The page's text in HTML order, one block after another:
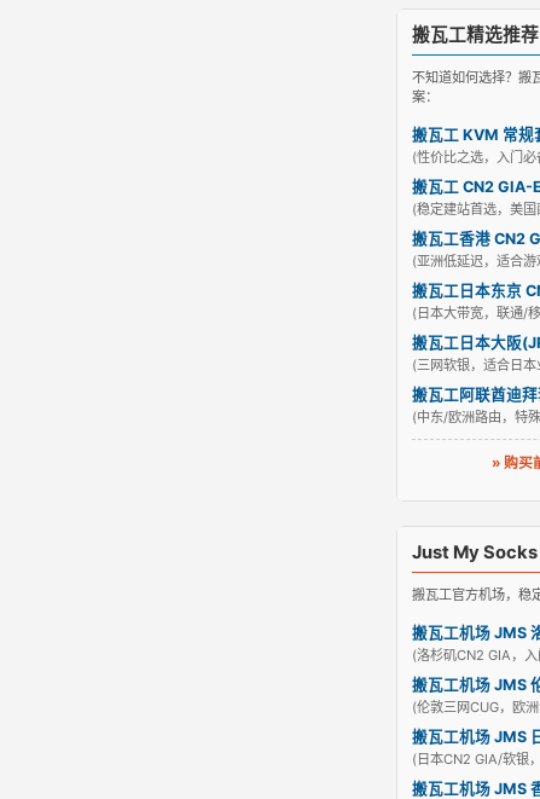
搬瓦工精选推荐
不知道如何选择？搬
案：
搬瓦工 KVM 常规
(性价比之选，入门必
搬瓦工 CN2 GIA-
(稳定建站首选，美国
搬瓦工香港 CN2
(亚洲低延迟，适合游
搬瓦工日本东京
(日本大带宽，联通/
搬瓦工日本大阪
(三网软银，适合日本
搬瓦工阿联酋迪
(中东/欧洲路由，特
» 购买
Just My Socks
搬瓦工官方机场，稳
搬瓦工机场 JMS
(洛杉矶CN2 GIA，
搬瓦工机场 JMS
(伦敦三网CUG，欧
搬瓦工机场 JMS
(日本CN2 GIA/软银
搬瓦工机场 JMS